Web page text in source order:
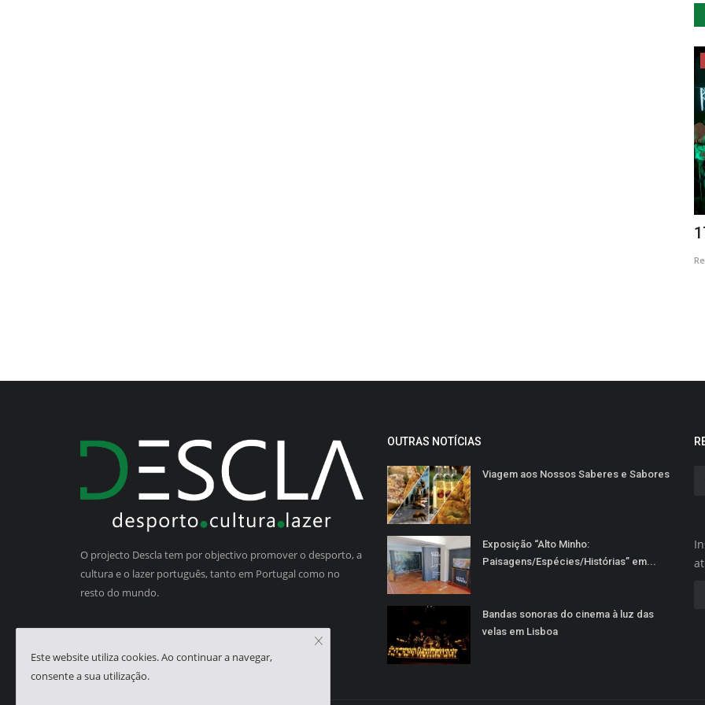
O projecto Descla tem por objectivo promover o desporto, a
cultura e o lazer português, tanto em Portugal como no
resto do mundo.
OUTRAS NOTÍCIAS
Viagem aos Nossos Saberes e Sabores
Exposição “Alto Minho:
Paisagens/Espécies/Histórias” em...
Bandas sonoras do cinema à luz das
velas em Lisboa
Este website utiliza cookies. Ao continuar a navegar,
consente a sua utilização.